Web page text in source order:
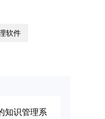
软件
知识管理系